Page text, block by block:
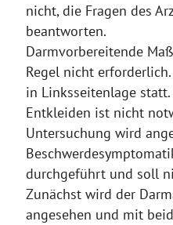
nicht, die Fragen des
beantworten.
Darmvorbereitende
Regel nicht
in Linksseitenlage
Entkleiden ist nicht
Untersuchung wird
durchgeführt und soll
Zunächst wird der
angesehen und mit